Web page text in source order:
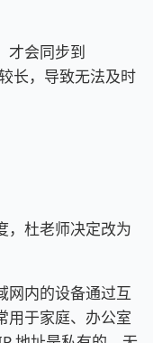
才会同步到
长，导致无法及时
，杜老师决定改为
网内的设备通过互
用于家庭、办公室